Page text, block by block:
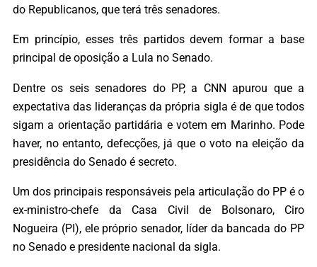
do Republicanos, que terá três senadores.
Em princípio, esses três partidos devem formar a base
principal de oposição a Lula no Senado.
Dentre os seis senadores do PP, a CNN apurou que a
expectativa das lideranças da própria sigla é de que todos
sigam a orientação partidária e votem em Marinho. Pode
haver, no entanto, defecções, já que o voto na eleição da
presidência do Senado é secreto.
Um dos principais responsáveis pela articulação do PP é o
ex-ministro-chefe da Casa Civil de Bolsonaro, Ciro
Nogueira (PI), ele próprio senador, líder da bancada do PP
no Senado e presidente nacional da sigla.